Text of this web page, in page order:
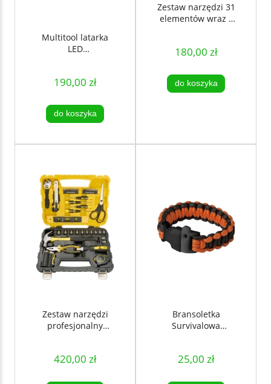
Multitool latarka
LED
LAGUIOLE
190,00 zł
do koszyka
Zestaw narzędzi 31
elementów wraz z
180,00 zł
do koszyka
Zestaw narzędzi
profesjonalny
skrzynka DUNLOP
420,00 zł
Bransoletka
Survivalowa
długa 3m ELEVATE
25,00 zł